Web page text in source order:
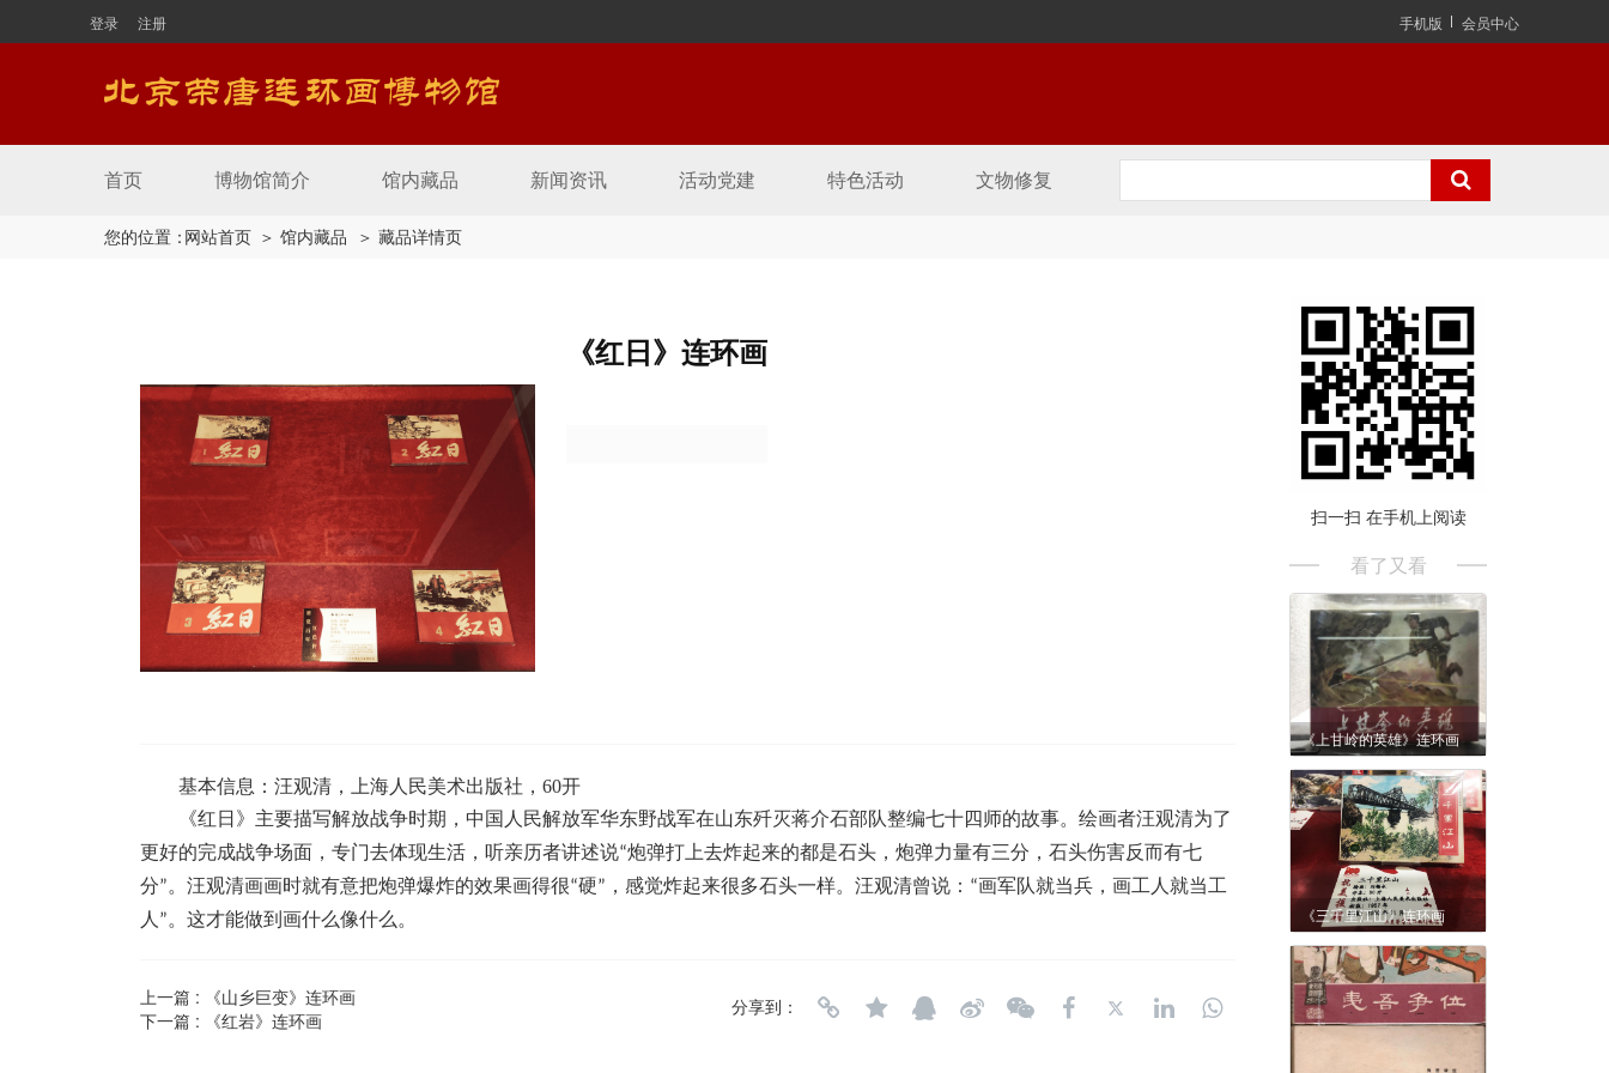
登录 注册 手机版 会员中心
首页 博物馆简介 馆内藏品 新闻资讯 活动党建 特色活动 文物修复
您的位置：网站首页 ＞ 馆内藏品 ＞ 藏品详情页
《红日》连环画
基本信息：汪观清，上海人民美术出版社，60开
《红日》主要描写解放战争时期，中国人民解放军华东野战军在山东歼灭蒋介石部队整编七十四师的故事。绘画者汪观清为了
更好的完成战争场面，专门去体现生活，听亲历者讲述说“炮弹打上去炸起来的都是石头，炮弹力量有三分，石头伤害反而有七
分”。汪观清画画时就有意把炮弹爆炸的效果画得很“硬”，感觉炸起来很多石头一样。汪观清曾说：“画军队就当兵，画工人就当工
人”。这才能做到画什么像什么。
上一篇 :
《山乡巨变》连环画
下一篇 :
《红岩》连环画
分享到：
扫一扫 在手机上阅读
看了又看
《上甘岭的英雄》连环画
《三千里江山》连环画